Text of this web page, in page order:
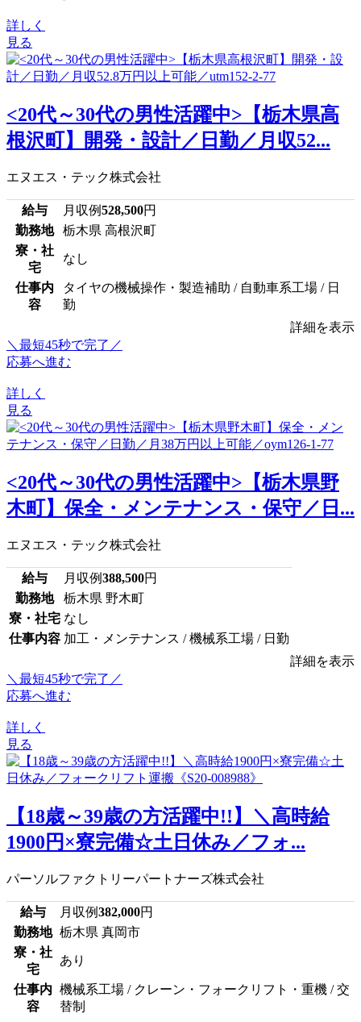
詳しく
見る
<20代～30代の男性活躍中>【栃木県高
根沢町】開発・設計／日勤／月収52...
エヌエス・テック株式会社
給与 月収例528,500円
勤務地
栃木県 高根沢町
寮・社
宅
なし
仕事内
容
タイヤの機械操作・製造補助 / 自動車系工場 / 日
勤
詳細を表示
＼最短45秒で完了／
応募へ進む
詳しく
見る
<20代～30代の男性活躍中>【栃木県野
木町】保全・メンテナンス・保守／日...
エヌエス・テック株式会社
給与 月収例388,500円
勤務地
栃木県 野木町
寮・社宅 なし
仕事内容 加工・メンテナンス / 機械系工場 / 日勤
詳細を表示
＼最短45秒で完了／
応募へ進む
詳しく
見る
【18歳～39歳の方活躍中!!】＼高時給
1900円×寮完備☆土日休み／フォ...
パーソルファクトリーパートナーズ株式会社
給与 月収例382,000円
勤務地 栃木県 真岡市
寮・社
宅
あり
仕事内
容
機械系工場 / クレーン・フォークリフト・重機 / 交
替制